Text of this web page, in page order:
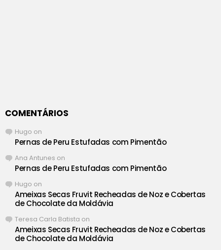
COMENTÁRIOS
Hugo on
Pernas de Peru Estufadas com Pimentão
Ana Antunes on
Pernas de Peru Estufadas com Pimentão
Hugo on
Ameixas Secas Fruvit Recheadas de Noz e Cobertas
de Chocolate da Moldávia
Teresa Carla Batista on
Ameixas Secas Fruvit Recheadas de Noz e Cobertas
de Chocolate da Moldávia